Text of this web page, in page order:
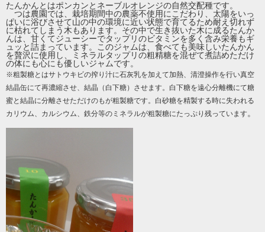
たんかんとはポンカンとネーブルオレンジの自然交配種です。
つは農園では、栽培期間中の農薬不使用にこだわり、太陽をいっ
ぱいに浴びさせて山の中の環境に近い状態で育てるため耐え切れず
に枯れてしまう木もあります。その中で生き抜いた木に成るたんか
んは、甘くてジューシーでタップリのビタミンを多く含み栄養もギ
ュッと詰まっています。このジャムは、食べても美味しいたんかん
を贅沢に使用し、ミネラルタップリの粗精糖を混ぜて煮詰めただけ
の体にも心にも優しいジャムです。
※粗製糖とはサトウキビの搾り汁に石灰乳を加えて加熱、清澄操作を行い真空
結晶缶にて再濃縮させ、結晶（白下糖）させます。白下糖を遠心分離機にて糖
蜜と結晶に分離させただけのもが粗製糖です。白砂糖を精製する時に失われる
カリウム、カルシウム、鉄分等のミネラルが粗製糖にたっぷり残っています。